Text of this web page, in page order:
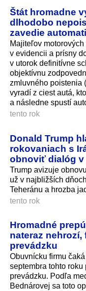
Štát hromadne
dlhodobo
zavedie
Majiteľov
v evidencii a prísny
v utorok definitívne
objektívnu
zmluvného poistenia
vyradí z ciest autá,
a následne spustí
tento rok
Donald Trump
rokovaniach s
obnoviť dialóg v
Trump avizuje
už v najbližších
Teheránu a hrozba
tento rok
Hromadné
nateraz
prevádzku
Obuvnícku firmu
septembra tohto
prevádzku. Podľa
Bednárovej sa toto